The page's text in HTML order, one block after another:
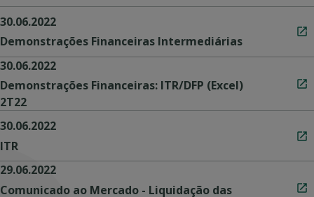
30.06.2022
Demonstrações Financeiras Intermediárias
30.06.2022
Demonstrações Financeiras: ITR/DFP (Excel)
2T22
30.06.2022
ITR
29.06.2022
Comunicado ao Mercado - Liquidação das